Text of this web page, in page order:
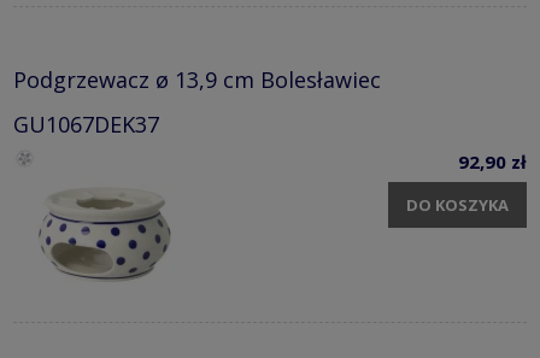
Podgrzewacz ø 13,9 cm Bolesławiec
GU1067DEK37
92,90 zł
DO KOSZYKA